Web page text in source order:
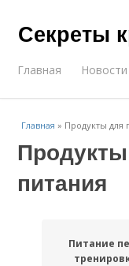
Секреты
Главная Новости
Главная » Продукты для
питания
Питание